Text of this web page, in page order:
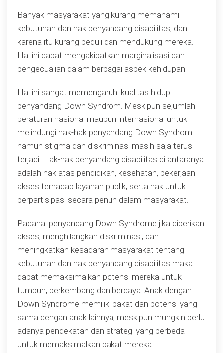
Banyak masyarakat yang kurang memahami
kebutuhan dan hak penyandang disabilitas, dan
karena itu kurang peduli dan mendukung mereka.
Hal ini dapat mengakibatkan marginalisasi dan
pengecualian dalam berbagai aspek kehidupan.
Hal ini sangat memengaruhi kualitas hidup
penyandang Down Syndrom. Meskipun sejumlah
peraturan nasional maupun internasional untuk
melindungi hak-hak penyandang Down Syndrom
namun stigma dan diskriminasi masih saja terus
terjadi. Hak-hak penyandang disabilitas di antaranya
adalah hak atas pendidikan, kesehatan, pekerjaan
akses terhadap layanan publik, serta hak untuk
berpartisipasi secara penuh dalam masyarakat.
Padahal penyandang Down Syndrome jika diberikan
akses, menghilangkan diskriminasi, dan
meningkatkan kesadaran masyarakat tentang
kebutuhan dan hak penyandang disabilitas maka
dapat memaksimalkan potensi mereka untuk
tumbuh, berkembang dan berdaya. Anak dengan
Down Syndrome memiliki bakat dan potensi yang
sama dengan anak lainnya, meskipun mungkin perlu
adanya pendekatan dan strategi yang berbeda
untuk memaksimalkan bakat mereka.